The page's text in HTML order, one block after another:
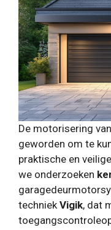
De motorisering
geworden om te
praktische en
we onderzoeken
techniek Vigik, dat